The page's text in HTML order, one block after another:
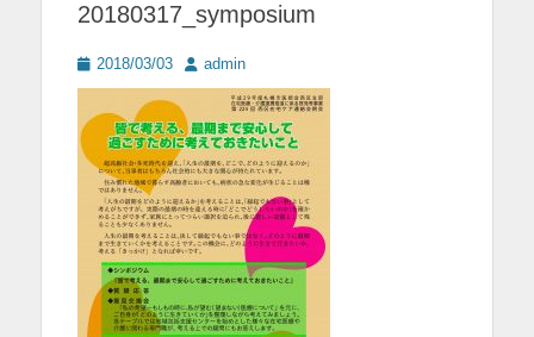
20180317_symposium
投
稿
2018/03/03
投
稿
者
admin